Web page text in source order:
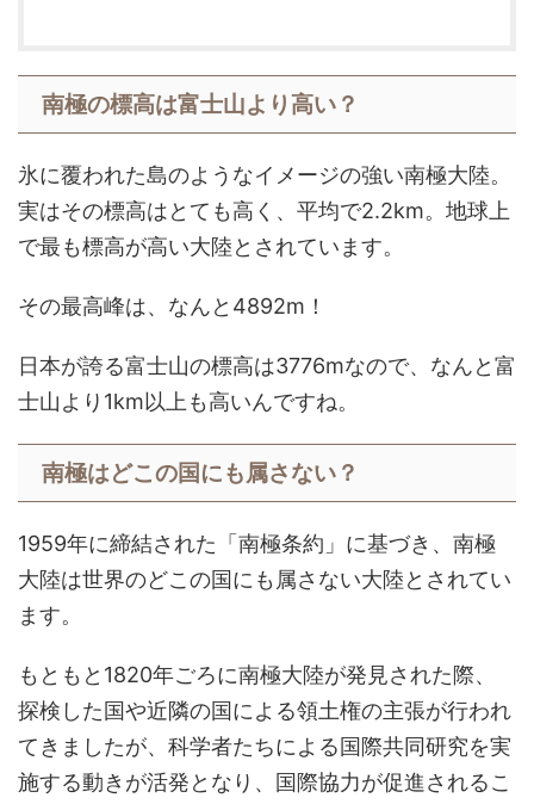
南極の標高は富士山より高い？
氷に覆われた島のようなイメージの強い南極大陸。
実はその標高はとても高く、平均で2.2km。地球上
で最も標高が高い大陸とされています。
その最高峰は、なんと4892m！
日本が誇る富士山の標高は3776mなので、なんと富
士山より1km以上も高いんですね。
南極はどこの国にも属さない？
1959年に締結された「南極条約」に基づき、南極
大陸は世界のどこの国にも属さない大陸とされてい
ます。
もともと1820年ごろに南極大陸が発見された際、
探検した国や近隣の国による領土権の主張が行われ
てきましたが、科学者たちによる国際共同研究を実
施する動きが活発となり、国際協力が促進されるこ